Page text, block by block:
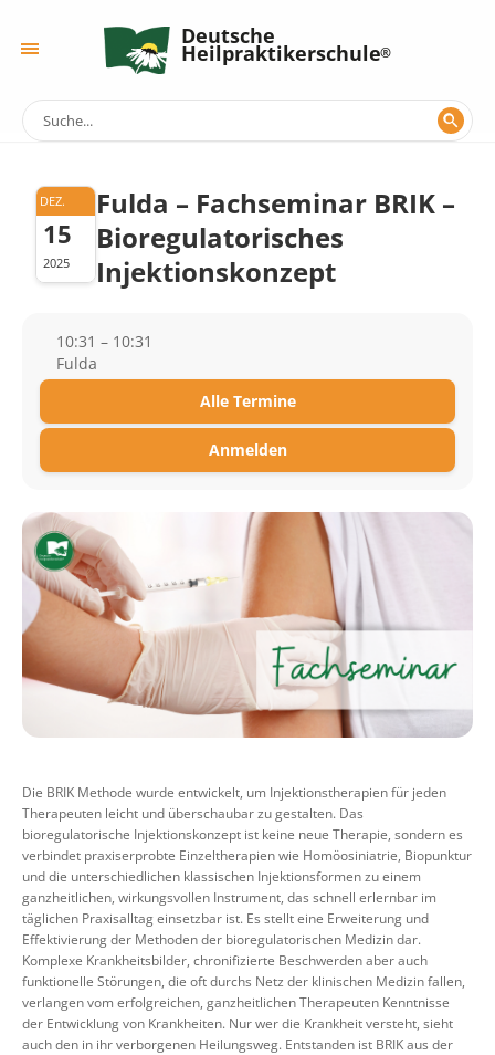
Deutsche
Heilpraktikerschule
DEZ.
15
2025
Fulda – Fachseminar BRIK –
Bioregulatorisches
Injektionskonzept
10:31 – 10:31
Fulda
Alle Termine
Anmelden
Die BRIK Methode wurde entwickelt, um Injektionstherapien für jeden
Therapeuten leicht und überschaubar zu gestalten. Das
bioregulatorische Injektionskonzept ist keine neue Therapie, sondern es
verbindet praxiserprobte Einzeltherapien wie Homöosiniatrie, Biopunktur
und die unterschiedlichen klassischen Injektionsformen zu einem
ganzheitlichen, wirkungsvollen Instrument, das schnell erlernbar im
täglichen Praxisalltag einsetzbar ist. Es stellt eine Erweiterung und
Effektivierung der Methoden der bioregulatorischen Medizin dar.
Komplexe Krankheitsbilder, chronifizierte Beschwerden aber auch
funktionelle Störungen, die oft durchs Netz der klinischen Medizin fallen,
verlangen vom erfolgreichen, ganzheitlichen Therapeuten Kenntnisse
der Entwicklung von Krankheiten. Nur wer die Krankheit versteht, sieht
auch den in ihr verborgenen Heilungsweg. Entstanden ist BRIK aus der